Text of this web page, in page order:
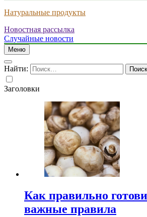
Натуральные продукты
Новостная рассылка
Случайные новости
Меню
Найти:
Заголовки
Как правильно
важные правила